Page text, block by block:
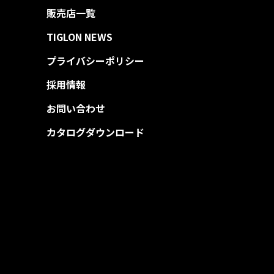
販売店一覧
TIGLON NEWS
プライバシーポリシー
採用情報
お問い合わせ
カタログダウンロード